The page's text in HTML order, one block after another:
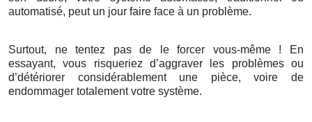
automatisé, peut un jour faire face à un problème.
Surtout, ne tentez pas de le forcer vous-même ! En
essayant, vous risqueriez d’aggraver les problèmes ou
d’détériorer considérablement une pièce, voire de
endommager totalement votre système.